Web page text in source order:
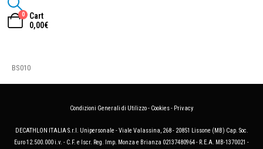
0
Cart
0,00€
BS010
Condizioni Generali di Utilizzo- Cookies- Privacy
DECATHLON ITALIA S.r.l. Unipersonale - Viale Valassina, 268 - 20851 Lissone (MB) Cap. Soc.
Euro 12.500.000 i.v. - C.F. e Iscr. Reg. Imp. Monza e Brianza 02137480964 - R.E.A. MB-1370021 -